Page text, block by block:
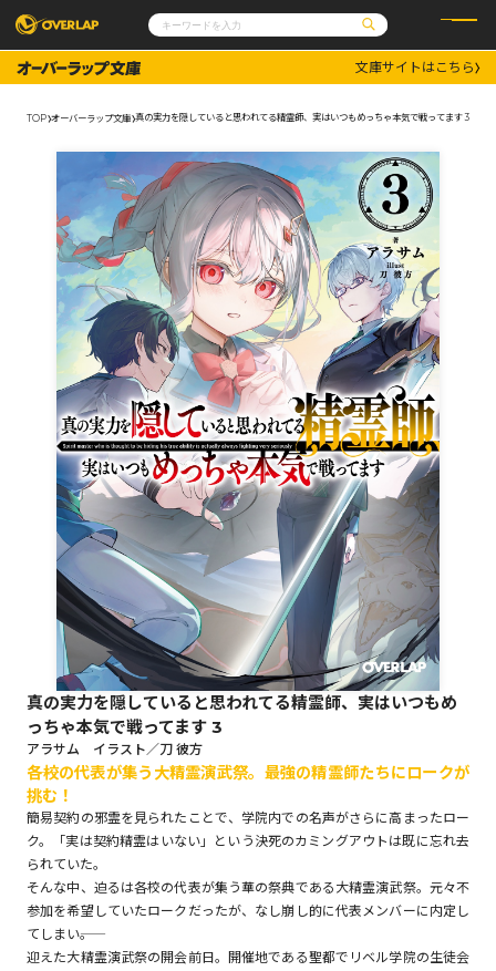
コミックガルド
コミッククリエ
文庫
ノベルス
その他
コミックエッセイ
ポケットモンスター
アニメ
通販・NEWS
OVERLAP STORE
オーバーラップ広報室
企業
会社概要
採用情報
アクセス
オーバーラップホールディングス
お問い合わせはこちら
オーバーラップ文庫
オーバーラップノベルス
オーバーラップノベルスf
ロサージュノベルス
コミックガルド
コミックパルフェ
文庫サイトはこちら
TOP オーバーラップ文庫 真の実力を隠していると思われてる精霊師、実はいつもめっちゃ本気で戦ってます 3
真の実力を隠していると思われてる精霊師、実はいつもめ
っちゃ本気で戦ってます 3
アラサム イラスト／刀 彼方
――各校の代表が集う大精霊演武祭。最強の精霊師たちにロークが
挑む！
簡易契約の邪霊を見られたことで、学院内での名声がさらに高まったロー
ク。「実は契約精霊はいない」という決死のカミングアウトは既に忘れ去
られていた。
そんな中、迫るは各校の代表が集う華の祭典である大精霊演武祭。元々不
参加を希望していたロークだったが、なし崩し的に代表メンバーに内定し
てしまい――。
迎えた大精霊演武祭の開会前日。開催地である聖都でリベル学院の生徒会